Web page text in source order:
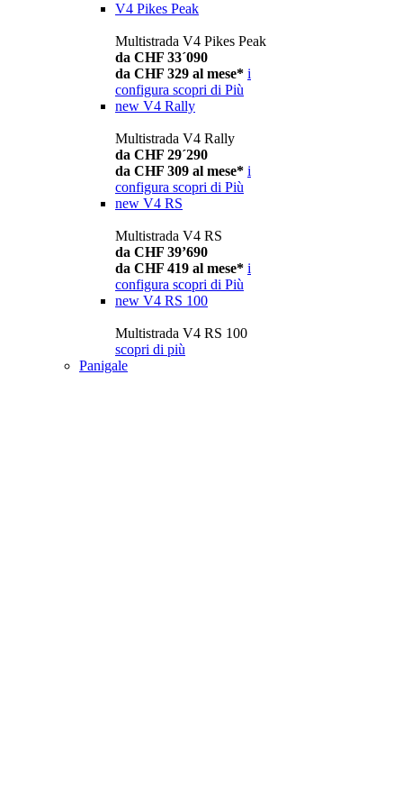
V4 Pikes Peak
Multistrada V4 Pikes Peak
da CHF 33´090
da CHF 329 al mese* i
configura scopri di Più
new V4 Rally
Multistrada V4 Rally
da CHF 29´290
da CHF 309 al mese* i
configura scopri di Più
new V4 RS
Multistrada V4 RS
da CHF 39’690
da CHF 419 al mese* i
configura scopri di Più
new V4 RS 100
Multistrada V4 RS 100
scopri di più
Panigale